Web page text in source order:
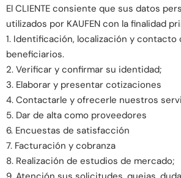
El CLIENTE consiente que sus datos
utilizados por KAUFEN con la finalidad
1. Identificación, localización y
beneficiarios.
2. Verificar y confirmar su identidad;
3. Elaborar y presentar cotizaciones
4. Contactarle y ofrecerle nuestros
5. Dar de alta como proveedores
6. Encuestas de satisfacción
7. Facturación y cobranza
8. Realización de estudios de mercado;